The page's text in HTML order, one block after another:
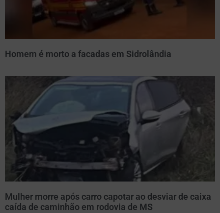
Homem é morto a facadas em Sidrolândia
Mulher morre após carro capotar ao desviar de caixa
caída de caminhão em rodovia de MS